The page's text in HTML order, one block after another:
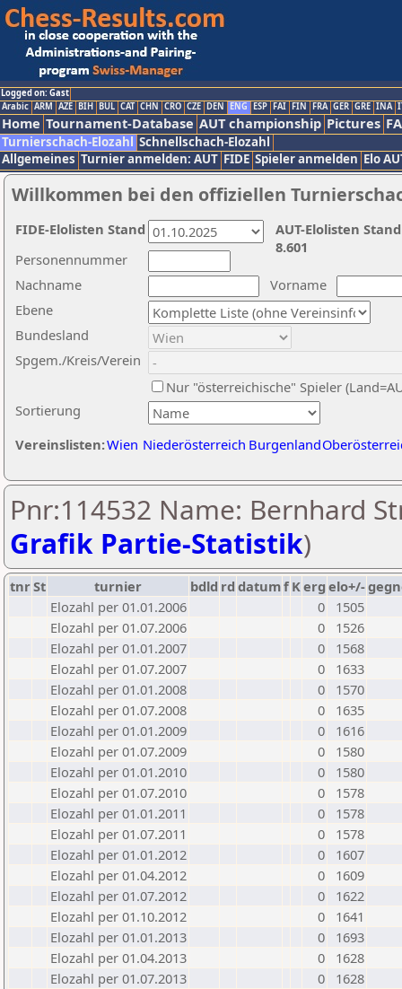
Logged on: Gast
Arabic ARM AZE BIH BUL CAT CHN CRO CZE DEN ENG ESP FAI FIN FRA GER GRE INA
Home Tournament-Database AUT championship Pictures
Turnierschach-Elozahl Schnellschach-Elozahl
Allgemeines Turnier anmelden: AUT FIDE Spieler anmelden Elo
Willkommen bei den offiziellen
Nachname
Vorname
Ebene
Sortierung
Personennummer
Bundesland
Spgem./Kreis/Verein
Nur "österreichische" Spieler
Vereinslisten:Wien Niederösterreich Burgenland
AUT-Elolisten
8.601
FIDE-Elolisten Stand
Pnr:114532 Name: Bernhard
Grafik Partie-Statistik)
tnrSt turnier bdld rd datumf Kerg elo+/-
Elozahl per 01.01.2006
0
1505
Elozahl per 01.07.2006
0
1526
Elozahl per 01.01.2007
0
1568
Elozahl per 01.07.2007
0
1633
Elozahl per 01.01.2008
0
1570
Elozahl per 01.07.2008
0
1635
Elozahl per 01.01.2009
0
1616
Elozahl per 01.07.2009
0
1580
Elozahl per 01.01.2010
0
1580
Elozahl per 01.07.2010
0
1578
Elozahl per 01.01.2011
0
1578
Elozahl per 01.07.2011
0
1578
Elozahl per 01.01.2012
0
1607
Elozahl per 01.04.2012
0
1609
Elozahl per 01.07.2012
0
1622
Elozahl per 01.10.2012
0
1641
Elozahl per 01.01.2013
0
1693
Elozahl per 01.04.2013
0
1628
Elozahl per 01.07.2013
0
1628